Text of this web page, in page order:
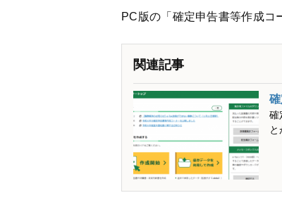
PC版の「確定申告書等作成コ
関連記事
確